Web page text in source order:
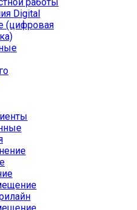
Digital
(цифровая